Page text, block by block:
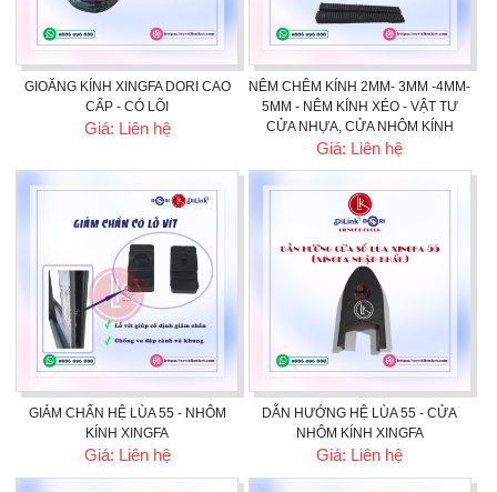
GIOĂNG KÍNH XINGFA DORI CAO
CẤP - CÓ LÕI
Giá: Liên hệ
NÊM CHÊM KÍNH 2MM- 3MM -4MM-
5MM - NÊM KÍNH XÉO - VẬT TƯ
CỬA NHỰA, CỬA NHÔM KÍNH
Giá: Liên hệ
GIẢM CHẤN HỆ LÙA 55 - NHÔM
KÍNH XINGFA
Giá: Liên hệ
DẪN HƯỚNG HỆ LÙA 55 - CỬA
NHÔM KÍNH XINGFA
Giá: Liên hệ